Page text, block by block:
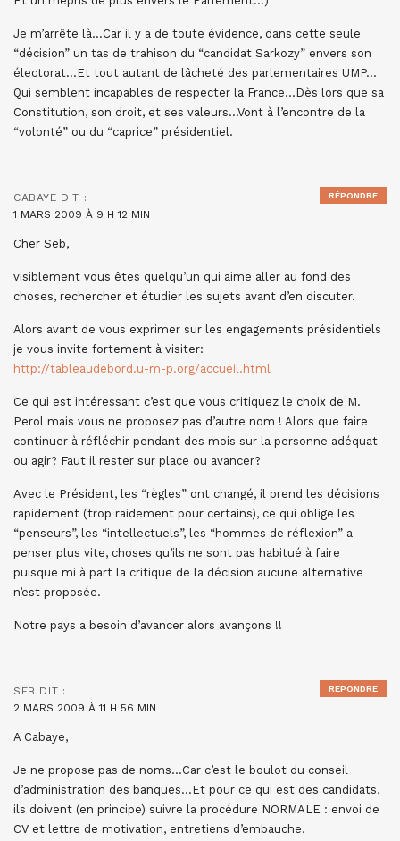
Je m’arrête là…Car il y a de toute évidence, dans cette seule
“décision” un tas de trahison du “candidat Sarkozy” envers son
électorat…Et tout autant de lâcheté des parlementaires UMP…
Qui semblent incapables de respecter la France…Dès lors que sa
Constitution, son droit, et ses valeurs…Vont à l’encontre de la
“volonté” ou du “caprice” présidentiel.
CABAYE DIT :
1 MARS 2009 À 9 H 12 MIN
Cher Seb,
visiblement vous êtes quelqu’un qui aime aller au fond des
choses, rechercher et étudier les sujets avant d’en discuter.
Alors avant de vous exprimer sur les engagements présidentiels
je vous invite fortement à visiter:
http://tableaudebord.u-m-p.org/accueil.html
Ce qui est intéressant c’est que vous critiquez le choix de M.
Perol mais vous ne proposez pas d’autre nom ! Alors que faire
continuer à réfléchir pendant des mois sur la personne adéquat
ou agir? Faut il rester sur place ou avancer?
Avec le Président, les “règles” ont changé, il prend les décisions
rapidement (trop raidement pour certains), ce qui oblige les
“penseurs”, les “intellectuels”, les “hommes de réflexion” a
penser plus vite, choses qu’ils ne sont pas habitué à faire
puisque mi à part la critique de la décision aucune alternative
n’est proposée.
Notre pays a besoin d’avancer alors avançons !!
RÉPONDRE
SEB DIT :
2 MARS 2009 À 11 H 56 MIN
A Cabaye,
Je ne propose pas de noms…Car c’est le boulot du conseil
d’administration des banques…Et pour ce qui est des candidats,
ils doivent (en principe) suivre la procédure NORMALE : envoi de
CV et lettre de motivation, entretiens d’embauche.
RÉPONDRE